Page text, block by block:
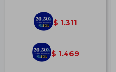
$ 1.311
$ 1.469